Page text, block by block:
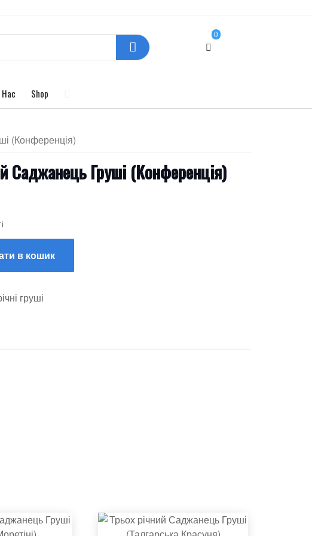
0
Shop
(Конференція)
Саджанець Груші (Конференція)
в кошик
груші